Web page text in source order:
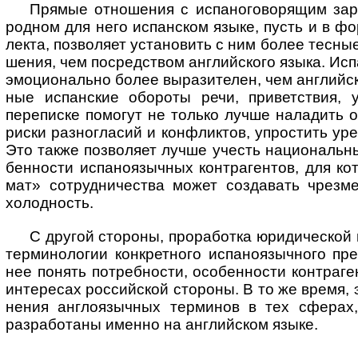
Прямые отношения с испаноговорящим
род­ном для него испан­ском языке, пусть и в
лекта, поз­во­ляет уста­но­вить с ним более
ше­ния, чем посред­ством анг­лийс­кого языка.
эмо­цио­на­льно более выра­зите­лен, чем
ные испан­ские обо­роты речи,
пере­писке помо­гут не только лучше нала­дить
риски разно­гла­сий и конф­лик­тов, упрос­тить
Это также позво­ляет лучше учесть
бен­но­сти испа­но­языч­ных контр­аген­тов, для
мат» сотруд­ниче­ства может созда­вать
холод­ность.
С другой стороны, проработка юридической
терми­но­ло­гии конк­рет­ного испа­но­языч­ного
нее понять потреб­ности, осо­бен­ности
инте­ре­сах рос­сий­ской сто­роны. В то же
нения англо­языч­ных тер­ми­нов в тех
разра­бо­таны именно на анг­лий­ском языке.